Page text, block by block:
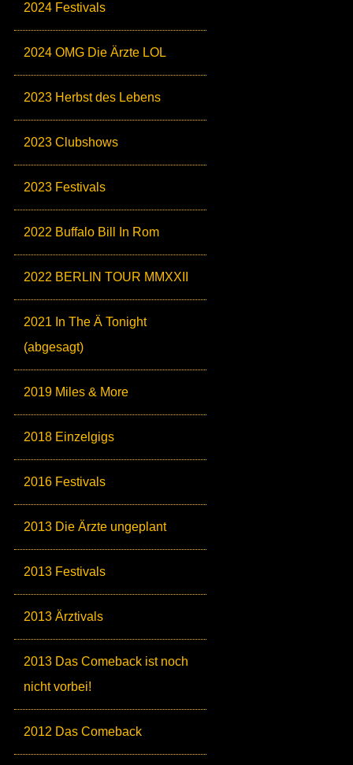
2024 Festivals
2024 OMG Die Ärzte LOL
2023 Herbst des Lebens
2023 Clubshows
2023 Festivals
2022 Buffalo Bill In Rom
2022 BERLIN TOUR MMXXII
2021 In The Ä Tonight
(abgesagt)
2019 Miles & More
2018 Einzelgigs
2016 Festivals
2013 Die Ärzte ungeplant
2013 Festivals
2013 Ärztivals
2013 Das Comeback ist noch
nicht vorbei!
2012 Das Comeback